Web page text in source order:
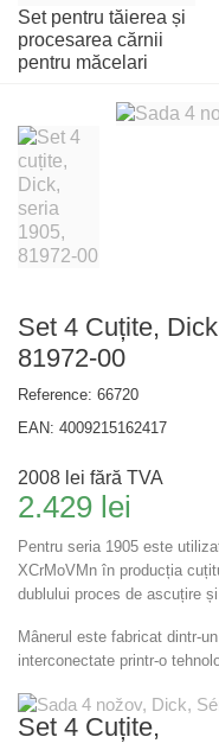
Set pentru tăierea și
procesarea cărnii
pentru măcelari
Set 4 Cuțite,
81972-00
Reference: 66720
EAN: 4009215162417
2008 lei fără TVA
2.429 lei
Pentru seria 1905 este
XCrMoVMn în producția
dublului proces de ascuțire
Mânerul este fabricat dintr-
interconectate printr-o
Set 4 Cuțite,